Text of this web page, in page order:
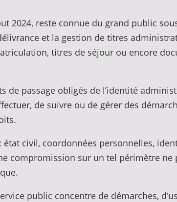
2024, reste connue du grand public
et la gestion de titres
titres de séjour ou encore
de passage obligés de l’identité
de suivre ou de gérer des
civil, coordonnées personnelles,
compromission sur un tel périmètre ne
public concentre de démarches,